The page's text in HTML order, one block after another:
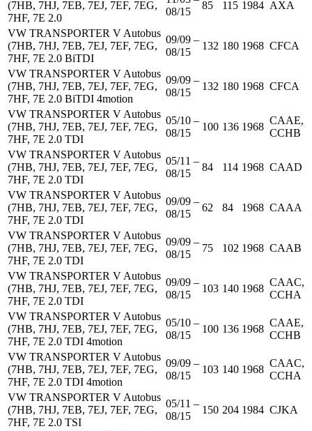
(7HB, 7HJ, 7EB, 7EJ, 7EF, 7EG,
7HF, 7E 2.0
08/15
85 115 1984 AXA
VW TRANSPORTER V Autobus
(7HB, 7HJ, 7EB, 7EJ, 7EF, 7EG,
7HF, 7E 2.0 BiTDI
09/09 –
08/15
132 180 1968 CFCA
VW TRANSPORTER V Autobus
(7HB, 7HJ, 7EB, 7EJ, 7EF, 7EG,
7HF, 7E 2.0 BiTDI 4motion
09/09 –
08/15
132 180 1968 CFCA
VW TRANSPORTER V Autobus
(7HB, 7HJ, 7EB, 7EJ, 7EF, 7EG,
7HF, 7E 2.0 TDI
05/10 –
08/15
100 136 1968
CAAE,
CCHB
VW TRANSPORTER V Autobus
(7HB, 7HJ, 7EB, 7EJ, 7EF, 7EG,
7HF, 7E 2.0 TDI
05/11 –
08/15
84 114 1968 CAAD
VW TRANSPORTER V Autobus
(7HB, 7HJ, 7EB, 7EJ, 7EF, 7EG,
7HF, 7E 2.0 TDI
09/09 –
08/15
62 84 1968 CAAA
VW TRANSPORTER V Autobus
(7HB, 7HJ, 7EB, 7EJ, 7EF, 7EG,
7HF, 7E 2.0 TDI
09/09 –
08/15
75 102 1968 CAAB
VW TRANSPORTER V Autobus
(7HB, 7HJ, 7EB, 7EJ, 7EF, 7EG,
7HF, 7E 2.0 TDI
09/09 –
08/15
103 140 1968
CAAC,
CCHA
VW TRANSPORTER V Autobus
(7HB, 7HJ, 7EB, 7EJ, 7EF, 7EG,
7HF, 7E 2.0 TDI 4motion
05/10 –
08/15
100 136 1968
CAAE,
CCHB
VW TRANSPORTER V Autobus
(7HB, 7HJ, 7EB, 7EJ, 7EF, 7EG,
7HF, 7E 2.0 TDI 4motion
09/09 –
08/15
103 140 1968
CAAC,
CCHA
VW TRANSPORTER V Autobus
(7HB, 7HJ, 7EB, 7EJ, 7EF, 7EG,
7HF, 7E 2.0 TSI
05/11 –
08/15
150 204 1984 CJKA